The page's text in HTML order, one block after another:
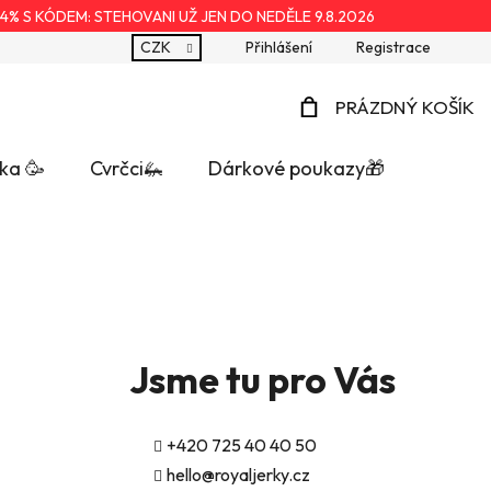
S KÓDEM: STEHOVANI UŽ JEN DO NEDĚLE 9.8.2026
CZK
Přihlášení Registrace
PRÁZDNÝ KOŠÍK
🥳 Cvrčci🦗 Dárkové poukazy🎁
Jsme tu pro Vás
+420 725 40 40 50
hello@royaljerky.cz